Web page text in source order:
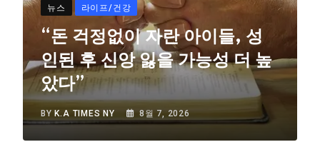
뉴스 라이프/건강
“돈 걱정없이 자란 아이들, 성
인된 후 신앙 잃을 가능성 더 높
았다”
BY K.A TIMES NY 8월 7, 2026